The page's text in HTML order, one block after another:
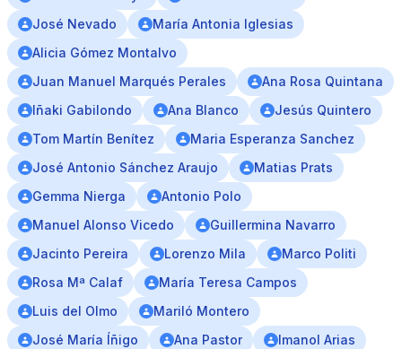
José Nevado
María Antonia Iglesias
Alicia Gómez Montalvo
Juan Manuel Marqués Perales
Ana Rosa Quintana
Iñaki Gabilondo
Ana Blanco
Jesús Quintero
Tom Martín Benítez
Maria Esperanza Sanchez
José Antonio Sánchez Araujo
Matias Prats
Gemma Nierga
Antonio Polo
Manuel Alonso Vicedo
Guillermina Navarro
Jacinto Pereira
Lorenzo Mila
Marco Politi
Rosa Mª Calaf
María Teresa Campos
Luis del Olmo
Mariló Montero
José María Íñigo
Ana Pastor
Imanol Arias